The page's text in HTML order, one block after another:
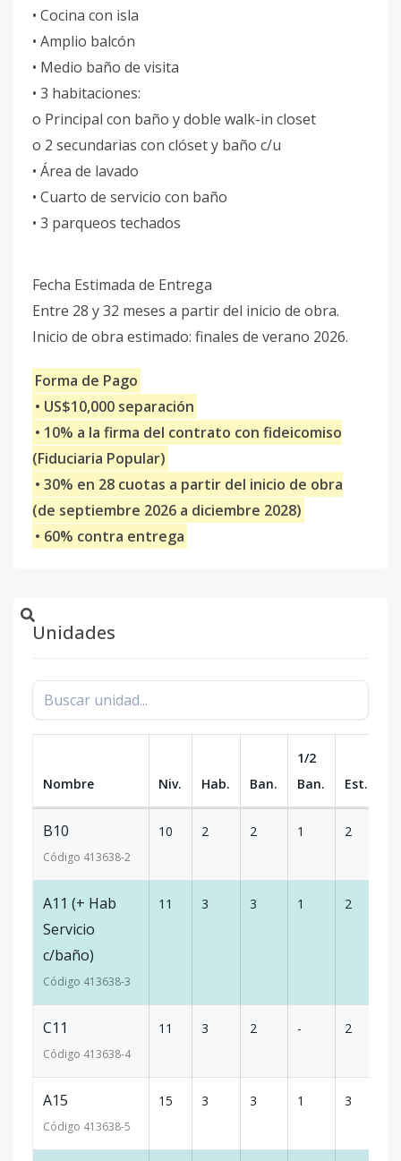
• Cocina con isla
• Amplio balcón
• Medio baño de visita
• 3 habitaciones:
o Principal con baño y doble walk-in closet
o 2 secundarias con clóset y baño c/u
• Área de lavado
• Cuarto de servicio con baño
• 3 parqueos techados
Fecha Estimada de Entrega
Entre 28 y 32 meses a partir del inicio de obra.
Inicio de obra estimado: finales de verano 2026.
Forma de Pago
• US$10,000 separación
• 10% a la firma del contrato con fideicomiso
(Fiduciaria Popular)
• 30% en 28 cuotas a partir del inicio de obra
(de septiembre 2026 a diciembre 2028)
• 60% contra entrega
Unidades
Nombre Niv. Hab. Ban.
1/2
Ban.
Est.
B10
Código 413638-2
10 2 2 1 2
A11 (+ Hab
Servicio
c/baño)
Código 413638-3
11 3 3 1 2
C11
Código 413638-4
11 3 2 - 2
A15
Código 413638-5
15 3 3 1 3